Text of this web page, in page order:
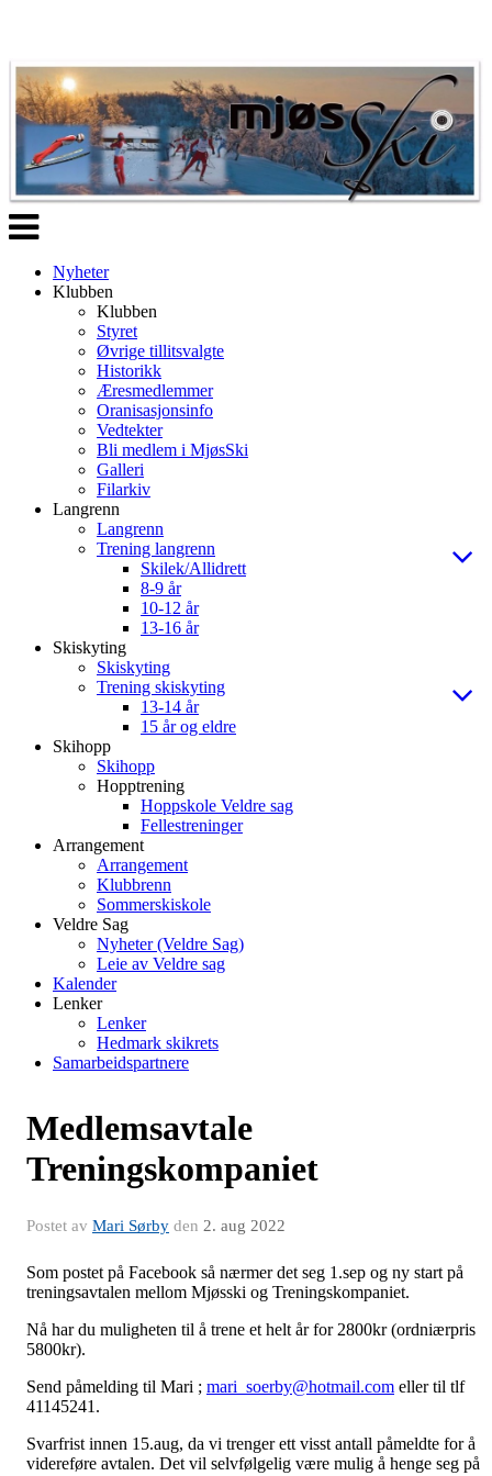
Veksle
navigasjon
Nyheter
Klubben
Klubben
Styret
Øvrige tillitsvalgte
Historikk
Æresmedlemmer
Oranisasjonsinfo
Vedtekter
Bli medlem i MjøsSki
Galleri
Filarkiv
Langrenn
Langrenn
Trening langrenn
Skilek/Allidrett
8-9 år
10-12 år
13-16 år
Skiskyting
Skiskyting
Trening skiskyting
13-14 år
15 år og eldre
Skihopp
Skihopp
Hopptrening
Hoppskole Veldre sag
Fellestreninger
Arrangement
Arrangement
Klubbrenn
Sommerskiskole
Veldre Sag
Nyheter (Veldre Sag)
Leie av Veldre sag
Kalender
Lenker
Lenker
Hedmark skikrets
Samarbeidspartnere
Medlemsavtale
Treningskompaniet
Postet av Mari Sørby den 2. aug 2022
Som postet på Facebook så nærmer det seg 1.sep og ny start på
treningsavtalen mellom Mjøsski og Treningskompaniet.
Nå har du muligheten til å trene et helt år for 2800kr (ordniærpris
5800kr).
Send påmelding til Mari ; mari_soerby@hotmail.com eller til tlf
41145241.
Svarfrist innen 15.aug, da vi trenger ett visst antall påmeldte for å
videreføre avtalen. Det vil selvfølgelig være mulig å henge seg på